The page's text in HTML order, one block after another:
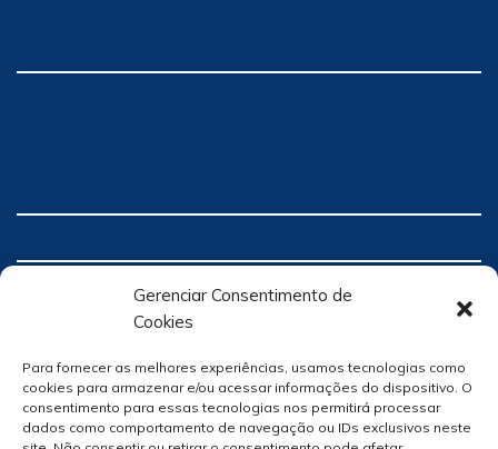
Gerenciar Consentimento de
Cookies
Para fornecer as melhores experiências, usamos tecnologias como
cookies para armazenar e/ou acessar informações do dispositivo. O
consentimento para essas tecnologias nos permitirá processar
dados como comportamento de navegação ou IDs exclusivos neste